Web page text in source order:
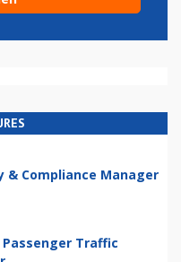
& Compliance Manager
Passenger Traffic